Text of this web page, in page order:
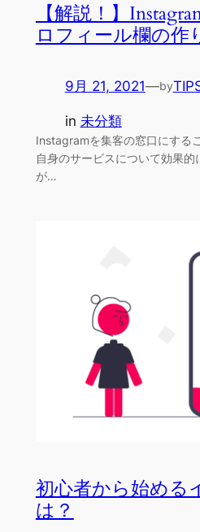
【解説！】
ロフィール欄の作
9月 21, 2021—by
in 未分類
Instagramを集客の窓口にする
自身のサービスについて効果的
が…
初心者から始める
は？